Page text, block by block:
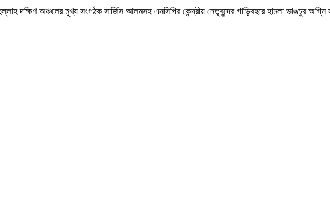
দক্ষিণ অঞ্চলের মুখ্য সংগঠক সার্জিস আলমসহ এনসিপির কেন্দ্রীয় নেতৃবৃন্দের গাড়িবহরে হামলা ভাঙচুর